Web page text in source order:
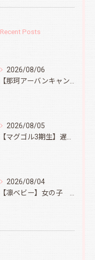
Recent Posts
2026/08/06
2026/08/05
2026/08/04